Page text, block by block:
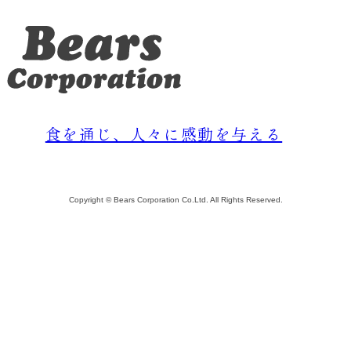
食を通じ、人々に感動を与える
Copyright © Bears Corporation Co.Ltd. All Rights Reserved.